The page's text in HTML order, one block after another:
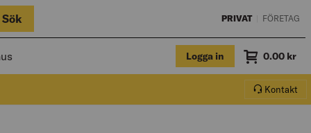
Sök PRIVAT FÖRETAG
Logga in Varukorg.
Summa
0.00 kr
Kontakt